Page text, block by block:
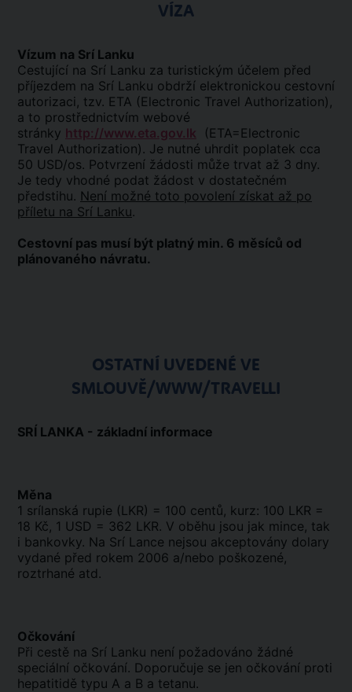
VÍZA
Vízum na Srí Lanku
Cestující na Srí Lanku za turistickým účelem před
příjezdem na Srí Lanku obdrží elektronickou cestovní
autorizaci, tzv. ETA (Electronic Travel Authorization),
a to prostřednictvím webové
stránky http://www.eta.gov.lk (ETA=Electronic
Travel Authorization). Je nutné uhrdit poplatek cca
50 USD/os. Potvrzení žádosti může trvat až 3 dny.
Je tedy vhodné podat žádost v dostatečném
předstihu. Není možné toto povolení získat až po
příletu na Srí Lanku.
Cestovní pas musí být platný min. 6 měsíců od
plánovaného návratu.
OSTATNÍ UVEDENÉ VE
SMLOUVĚ/WWW/TRAVELLI
SRÍ LANKA - základní informace
Měna
1 srílanská rupie (LKR) = 100 centů, kurz: 100 LKR =
18 Kč, 1 USD = 362 LKR. V oběhu jsou jak mince, tak
i bankovky. Na Srí Lance nejsou akceptovány dolary
vydané před rokem 2006 a/nebo poškozené,
roztrhané atd.
Očkování
Při cestě na Srí Lanku není požadováno žádné
speciální očkování. Doporučuje se jen očkování proti
hepatitidě typu A a B a tetanu.